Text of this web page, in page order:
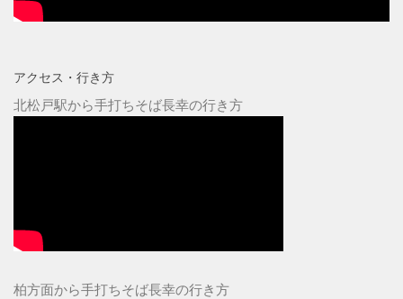
アクセス・行き方
北松戸駅から手打ちそば長幸の行き方
柏方面から手打ちそば長幸の行き方